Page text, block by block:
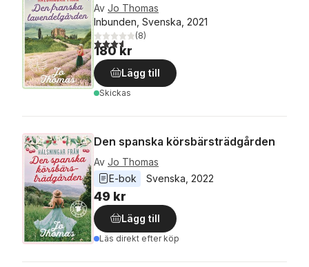
Av Jo Thomas
Inbunden, Svenska, 2021
3,6utav 5 stjärnor. Totalt antal röster:
(8)
180 kr
Lägg till
Skickas
Den spanska körsbärsträdgården
Av Jo Thomas
E-bok
Svenska 2022
49 kr
Lägg till
Läs direkt efter köp